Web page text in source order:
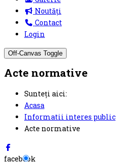
Noutăți
Contact
Login
Off-Canvas Toggle
Acte normative
Sunteți aici:
Acasa
Informatii interes public
Acte normative
facebook